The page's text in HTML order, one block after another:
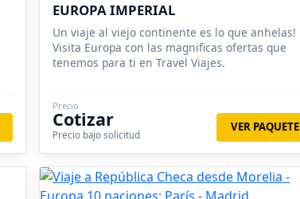
EUROPA IMPERIAL
Un viaje al viejo continente es lo que anhelas!
Visita Europa con las magnificas ofertas que
tenemos para ti en Travel Viajes.
Precio
Cotizar
Precio bajo solicitud
VER PAQUETE